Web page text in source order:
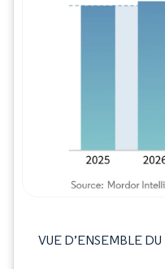
VUE D’ENSEMBLE